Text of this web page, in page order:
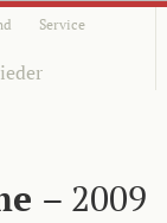
Service
– 2009